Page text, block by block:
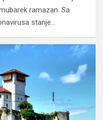
ramazan. Sa
stanje…